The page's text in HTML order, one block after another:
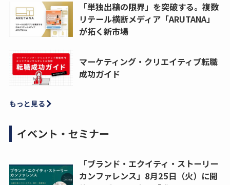
「単独出稿の限界」を突破する。複数
リテール横断メディア「ARUTANA」
が拓く新市場
マーケティング・クリエイティブ転職
成功ガイド
もっと見る
イベント・セミナー
「ブランド・エクイティ・ストーリー
カンファレンス」8月25日（火）に開